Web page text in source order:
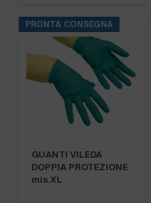
PRONTA CONSEGNA
GUANTI VILEDA
DOPPIA PROTEZIONE
mis.XL